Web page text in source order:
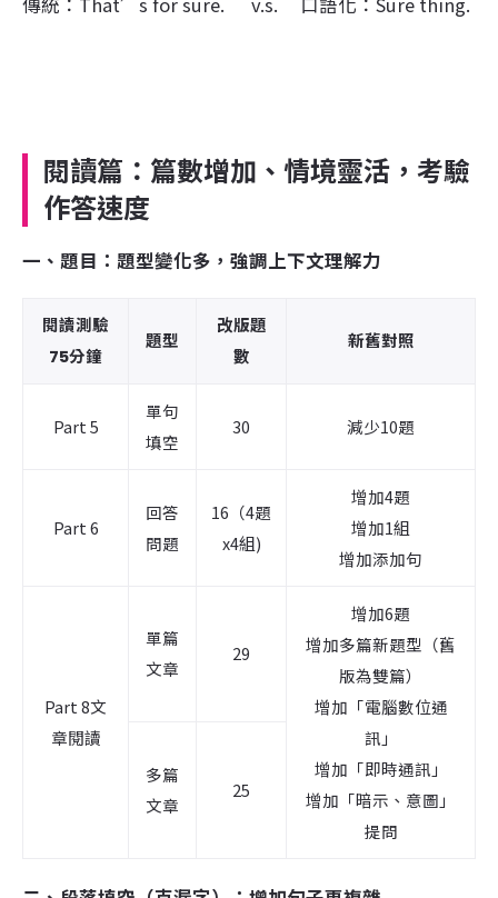
閱讀篇：篇數增加、情境靈活，考驗
作答速度
一、題目：題型變化多，強調上下文理解力
閱讀測驗
75分鐘
題型
改版題
數
新舊對照
Part 5
單句
填空
30 減少10題
Part 6
回答
問題
16（4題
x4組)
增加4題
增加1組
增加添加句
Part 8文
章閱讀
單篇
文章
29
增加6題
增加多篇新題型（舊
版為雙篇）
增加「電腦數位通
訊」
增加「即時通訊」
增加「暗示、意圖」
提問
多篇
文章
25